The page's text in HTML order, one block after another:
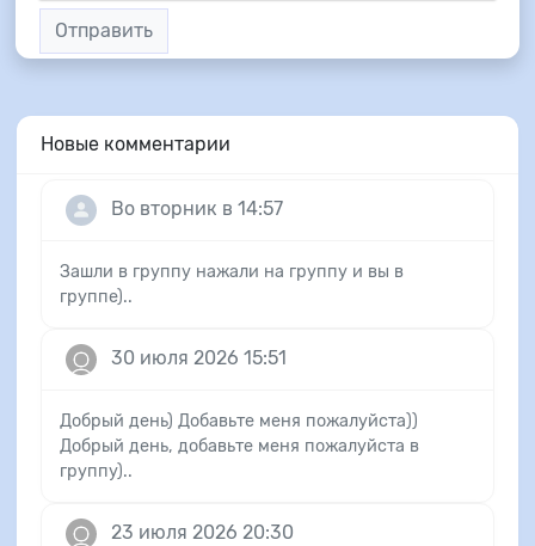
Отправить
Новые комментарии
Во вторник в 14:57
Зашли в группу нажали на группу и вы в
группе)..
30 июля 2026 15:51
Добрый день) Добавьте меня пожалуйста))
Добрый день, добавьте меня пожалуйста в
группу)..
23 июля 2026 20:30